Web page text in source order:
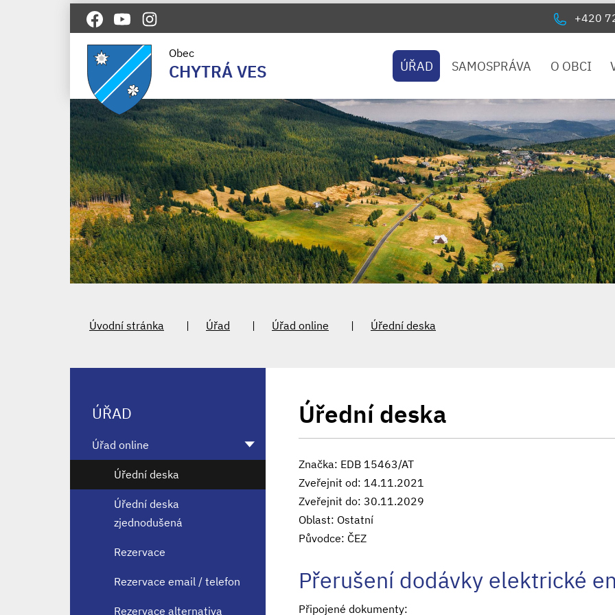
+420
Obec
CHYTRÁ VES ÚŘAD SAMOSPRÁVA O OBCI
Úvodní stránka Úřad Úřad online Úřední deska
Úřední deska
Značka: EDB 15463/AT
Zveřejnit od: 14.11.2021
Zveřejnit do: 30.11.2029
Oblast: Ostatní
Původce: ČEZ
Přerušení dodávky elektrické
Připojené dokumenty:
ÚŘAD
Úřad online
Úřední deska
Úřední deska
zjednodušená
Rezervace
Rezervace email / telefon
Rezervace alternativa